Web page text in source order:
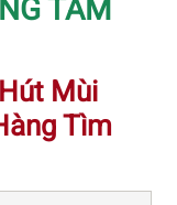
Mùi
Tìm